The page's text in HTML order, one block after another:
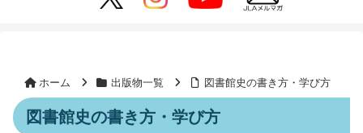
ホーム 出版物一覧 図書館史の書き方・学び方
図書館史の書き方・学び方